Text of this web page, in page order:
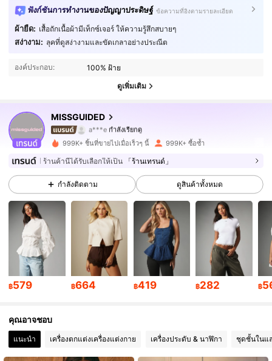
ฟังก์ชันการทำงานของปัญญาประดิษฐ์ ข้อความที่อิงตามรายละเอียด
ผ้ายืด: เสื้อถักเนื้อผ้ามีเท็กซ์เจอร์ ให้ความรู้สึกสบายๆ
สง่างาม: ลุคที่ดูสง่างามและขัดเกลาอย่างประณีต
องค์ประกอบ: 100% ฝ้าย
ดูเพิ่มเติม
MISSGUIDED
3M ผู้ติดตาม
a***eกำลังเรียกดู
4.88
3M ผู้ติดตาม
4.88 3M ผู้ติดตาม
3M ผู้ติดตาม
4.88 3M ผู้ติดตาม
4.88 3M ผู้ติดตาม
999K+ ชิ้นที่ขายไปเมื่อเร็วๆ นี้ 999K+ ซื้อซ้ำ
ร้านค้านี้ได้รับเลือกให้เป็น 「ร้านเทรนด์」
กำลังติดตาม ดูสินค้าทั้งหมด
฿579 ฿664 ฿419 ฿282 ฿
คุณอาจชอบ
แนะนำ เครื่องตกแต่งเครื่องแต่งกาย เครื่องประดับ & นาฬิกา ชุดชั้นในแ